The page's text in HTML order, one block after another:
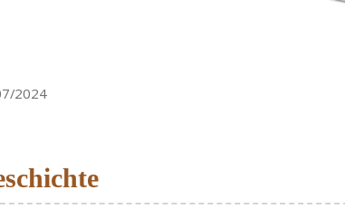
2024